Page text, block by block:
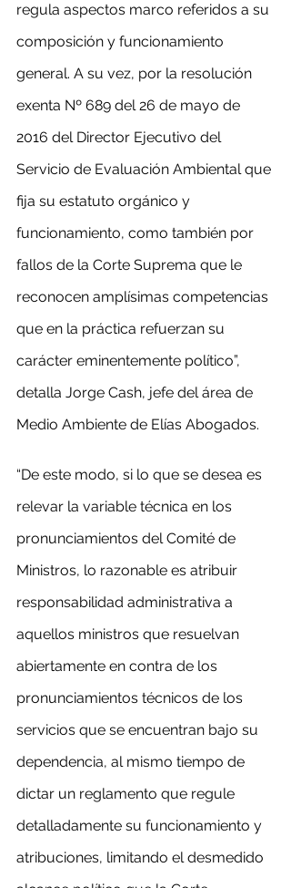
regula aspectos marco referidos a su
composición y funcionamiento
general. A su vez, por la resolución
exenta Nº 689 del 26 de mayo de
2016 del Director Ejecutivo del
Servicio de Evaluación Ambiental que
fija su estatuto orgánico y
funcionamiento, como también por
fallos de la Corte Suprema que le
reconocen amplísimas competencias
que en la práctica refuerzan su
carácter eminentemente político”,
detalla Jorge Cash, jefe del área de
Medio Ambiente de Elías Abogados.
“De este modo, si lo que se desea es
relevar la variable técnica en los
pronunciamientos del Comité de
Ministros, lo razonable es atribuir
responsabilidad administrativa a
aquellos ministros que resuelvan
abiertamente en contra de los
pronunciamientos técnicos de los
servicios que se encuentran bajo su
dependencia, al mismo tiempo de
dictar un reglamento que regule
detalladamente su funcionamiento y
atribuciones, limitando el desmedido